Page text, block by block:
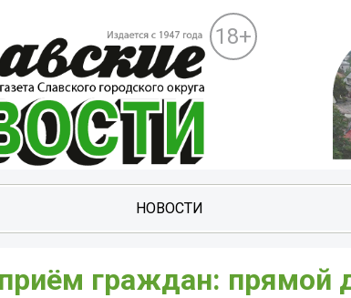
18+
НОВОСТИ
граждан: прямой